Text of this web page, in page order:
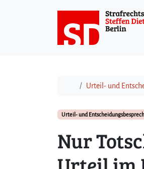
StartUrteil- und
Urteil- und
Nur